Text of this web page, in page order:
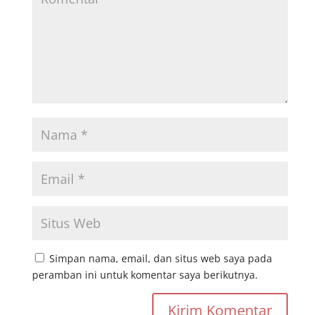
Simpan nama, email, dan situs web saya pada
peramban ini untuk komentar saya berikutnya.